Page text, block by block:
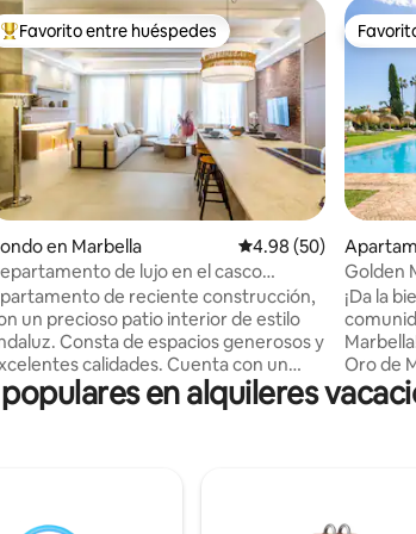
5.0 de 5, 194 reseñas
Favorito entre huéspedes preferido
Favorito entre huéspedes
en Marbella Calificación
4.98 (50)
de lujo en el casco
de Marbella, Seis Lun...
de reciente construcción,
un precioso patio interior de estilo
Consta de espacios generosos y
calidades. Cuenta con un
y un baño, y ofrece la
de añadir dos camas
y acogedor. El gran salón
Golden
¡Da la
Oro de
playa,
mejores
en alquileres